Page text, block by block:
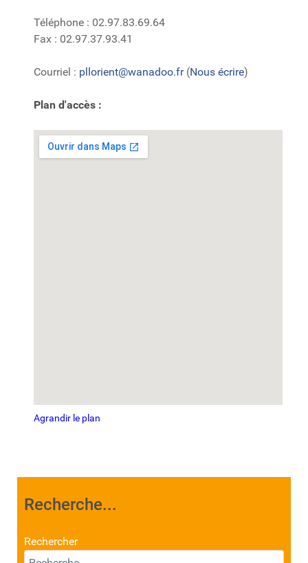
Téléphone : 02.97.83.69.64
Fax : 02.97.37.93.41
Courriel : pllorient@wanadoo.fr(Nous écrire)
Plan d'accès :
Agrandir le plan
Recherche...
Rechercher